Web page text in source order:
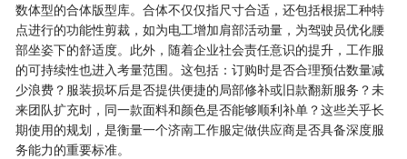
数体型的合体版型库。合体不仅仅指尺寸合适，还包括根据工种特
点进行的功能性剪裁，如为电工增加肩部活动量，为驾驶员优化腰
部坐姿下的舒适度。此外，随着企业社会责任意识的提升，工作服
的可持续性也进入考量范围。这包括：订购时是否合理预估数量减
少浪费？服装损坏后是否提供便捷的局部修补或旧款翻新服务？未
来团队扩充时，同一款面料和颜色是否能够顺利补单？这些关乎长
期使用的规划，是衡量一个济南工作服定做供应商是否具备深度服
务能力的重要标准。